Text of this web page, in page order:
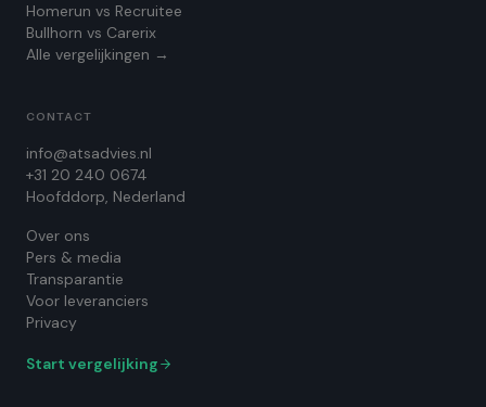
Homerun vs Recruitee
Bullhorn vs Carerix
Alle vergelijkingen →
CONTACT
info@atsadvies.nl
+31 20 240 0674
Hoofddorp, Nederland
Over ons
Pers & media
Transparantie
Voor leveranciers
Privacy
Start vergelijking